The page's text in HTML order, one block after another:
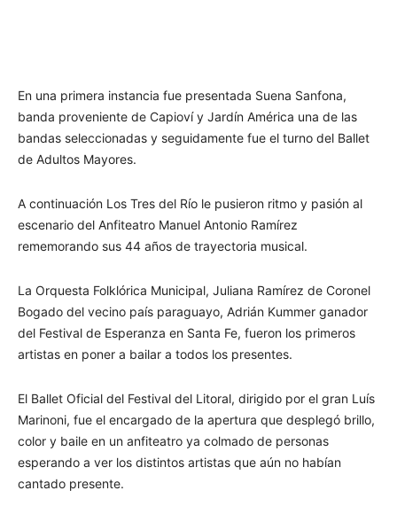
En una primera instancia fue presentada Suena Sanfona,
banda proveniente de Capioví y Jardín América una de las
bandas seleccionadas y seguidamente fue el turno del Ballet
de Adultos Mayores.
A continuación Los Tres del Río le pusieron ritmo y pasión al
escenario del Anfiteatro Manuel Antonio Ramírez
rememorando sus 44 años de trayectoria musical.
La Orquesta Folklórica Municipal, Juliana Ramírez de Coronel
Bogado del vecino país paraguayo, Adrián Kummer ganador
del Festival de Esperanza en Santa Fe, fueron los primeros
artistas en poner a bailar a todos los presentes.
El Ballet Oficial del Festival del Litoral, dirigido por el gran Luís
Marinoni, fue el encargado de la apertura que desplegó brillo,
color y baile en un anfiteatro ya colmado de personas
esperando a ver los distintos artistas que aún no habían
cantado presente.